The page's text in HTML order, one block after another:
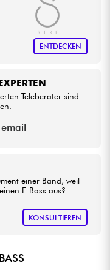
ENTDECKEN
einer Band, weil
E-Bass aus?
KONSULTIEREN
Teleberater sind
email